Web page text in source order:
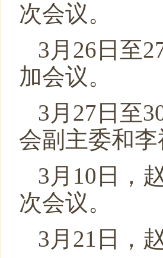
次会议。
3月26日至
加会议。
3月27日至
会副主委和
3月10日，
次会议。
3月21日，